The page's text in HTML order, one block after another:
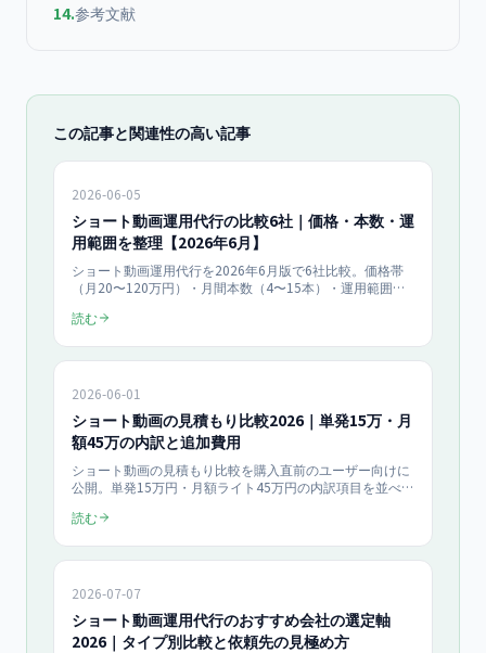
14.参考文献
この記事と関連性の高い記事
2026-06-05
ショート動画運用代行の比較6社｜価格・本数・運
用範囲を整理【2026年6月】
ショート動画運用代行を2026年6月版で6社比較。価格帯
（月20〜120万円）・月間本数（4〜15本）・運用範囲
を発注直前の比較表形式で公開。中堅・大手・特化型の選
読む
2026-06-01
ショート動画の見積もり比較2026｜単発15万・月
額45万の内訳と追加費用
ショート動画の見積もり比較を購入直前のユーザー向けに
公開。単発15万円・月額ライト45万円の内訳項目を並べ、
一覧化。安すぎる見積もりで削られる項目の見抜き方まで
読む
2026-07-07
ショート動画運用代行のおすすめ会社の選定軸
2026｜タイプ別比較と依頼先の見極め方